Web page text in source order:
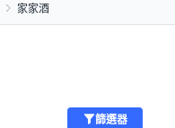
家家酒
篩選器